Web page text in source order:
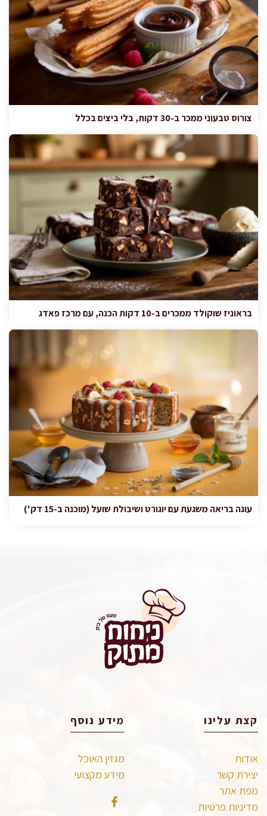
צורוס טבעוני ממכר ב-30 דקות, בלי ביצים בכלל
בראוניז שוקולד ממכרים ב-10 דקות הכנה, עם מרכז פאדג
עוגה בריאה משגעת עם יוגורט ושיבולת שועל (מוכנה ב-15 דק')
קצת עלינו
אודות
יצירת קשר
מפת אתר
מדיניות פרטיות
מידע נוסף
מגזין האוכל
מידע מקצועי